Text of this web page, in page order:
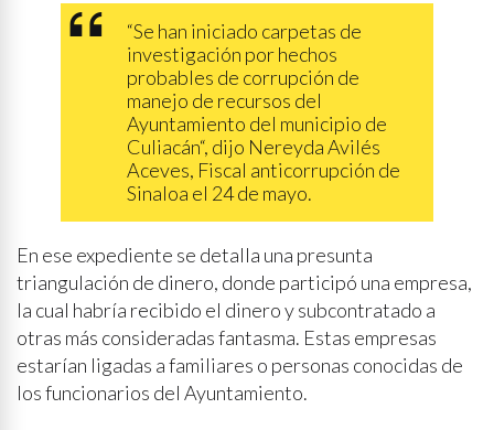
“Se han iniciado carpetas de
investigación por hechos
probables de corrupción de
manejo de recursos del
Ayuntamiento del municipio de
Culiacán“, dijo Nereyda Avilés
Aceves, Fiscal anticorrupción de
Sinaloa el 24 de mayo.
En ese expediente se detalla una presunta
triangulación de dinero, donde participó una empresa,
la cual habría recibido el dinero y subcontratado a
otras más consideradas fantasma. Estas empresas
estarían ligadas a familiares o personas conocidas de
los funcionarios del Ayuntamiento.